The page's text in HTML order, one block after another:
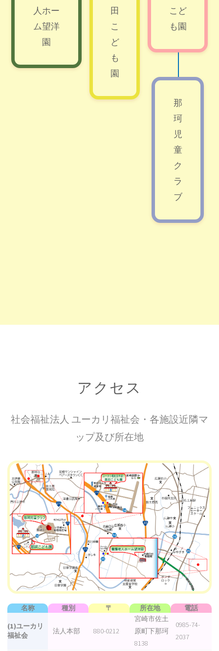
人ホー
ム望洋
園
田
こ
ど
も
園
こど
も園
那
珂
児
童
ク
ラ
ブ
アクセス
社会福祉法人 ユーカリ福祉会・各施設近隣マ
ップ及び所在地
名称 種別 〒 所在地 電話
(1)ユーカリ
福祉会
法人本部 880-0212
宮崎市佐土
原町下那珂
8138
0985-74-
2037